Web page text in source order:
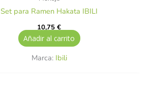
Set para Ramen Hakata IBILI
10,75€
Añadir al carrito
Marca: Ibili